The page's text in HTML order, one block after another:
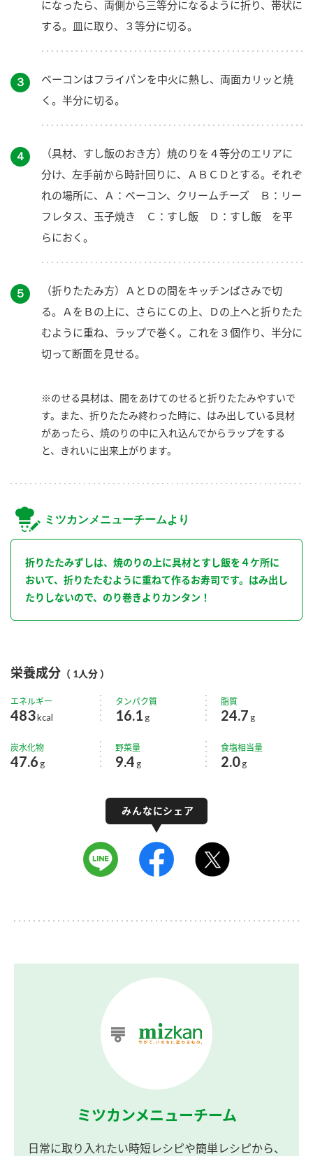
になったら、両側から三等分になるように折り、帯状に
する。皿に取り、３等分に切る。
３
ベーコンはフライパンを中火に熱し、両面カリッと焼
く。半分に切る。
４
（具材、すし飯のおき方）焼のりを４等分のエリアに
分け、左手前から時計回りに、ＡＢＣＤとする。それぞ
れの場所に、Ａ：ベーコン、クリームチーズ Ｂ：リー
フレタス、玉子焼き Ｃ：すし飯 Ｄ：すし飯 を平
らにおく。
５
（折りたたみ方）ＡとＤの間をキッチンばさみで切
る。ＡをＢの上に、さらにＣの上、Ｄの上へと折りたた
むように重ね、ラップで巻く。これを３個作り、半分に
切って断面を見せる。
※のせる具材は、間をあけてのせると折りたたみやすいで
す。また、折りたたみ終わった時に、はみ出している具材
があったら、焼のりの中に入れ込んでからラップをする
と、きれいに出来上がります。
ミツカンメニューチームより
折りたたみずしは、焼のりの上に具材とすし飯を４ケ所に
おいて、折りたたむように重ねて作るお寿司です。はみ出し
たりしないので、のり巻きよりカンタン！
栄養成分 （ 1人分 ）
エネルギー
483kcal
タンパク質
16.1 g
脂質
24.7 g
炭水化物
47.6 g
野菜量
9.4 g
食塩相当量
2.0 g
ミツカンメニューチーム
日常に取り入れたい時短レシピや簡単レシピから、